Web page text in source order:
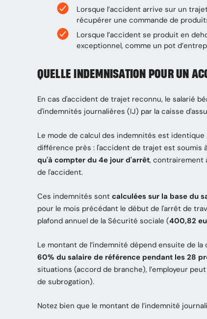
Lorsque l’accident arrive sur un
récupérer une commande de
Lorsque l’accident se produit en
exceptionnel, comme un pot
QUELLE INDEMNISATION POUR UN
En cas d'accident de trajet reconnu, le salarié
d'indemnités journalières (IJ) par la caisse
Le mode de calcul des indemnités est
différence près : l'accident de trajet est soumis
qu'à compter du 4e jour d'arrêt, contrairement
de l'accident.
Ces indemnités sont calculées sur la base du
pour le mois précédant le début de l'arrêt de
plafond annuel de la Sécurité sociale (400,82
Le montant de l’indemnité dépend ensuite de
60% du salaire de référence pendant les 28
situations (accord de branche), l’employeur
de subrogation).
Notez bien que le montant de l’indemnité